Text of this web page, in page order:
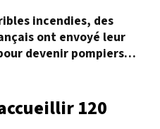
incendies, des
ont envoyé leur
devenir pompiers
120